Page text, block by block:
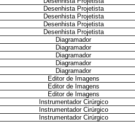
Desenhista Projetista
Desenhista Projetista
Desenhista Projetista
Desenhista Projetista
Diagramador
Diagramador
Diagramador
Diagramador
Diagramador
Editor de Imagens
Editor de Imagens
Editor de Imagens
Instrumentador Cirúrgico
Instrumentador Cirúrgico
Instrumentador Cirúrgico